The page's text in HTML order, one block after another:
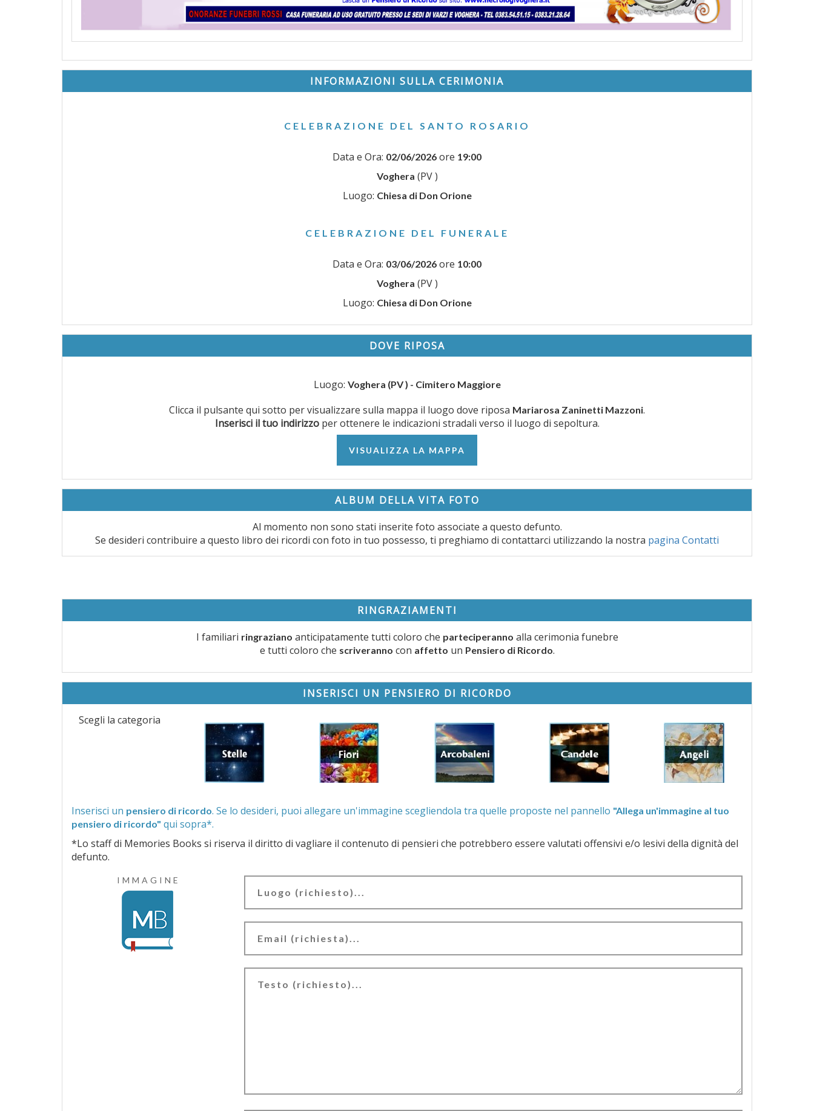
INFORMAZIONI SULLA CERIMONIA
CELEBRAZIONE DEL SANTO ROSARIO
Data e Ora: 02/06/2026 ore 19:00
Voghera (PV )
Luogo: Chiesa di Don Orione
CELEBRAZIONE DEL FUNERALE
Data e Ora: 03/06/2026 ore 10:00
Voghera (PV )
Luogo: Chiesa di Don Orione
DOVE RIPOSA
Luogo: Voghera (PV ) - Cimitero Maggiore
Clicca il pulsante qui sotto per visualizzare sulla mappa il luogo dove riposa Mariarosa Zaninetti Mazzoni.
Inserisci il tuo indirizzoper ottenere le indicazioni stradali verso il luogo di sepoltura.
VISUALIZZA LA MAPPA
ALBUM DELLA VITA FOTO
Al momento non sono stati inserite foto associate a questo defunto.
Se desideri contribuire a questo libro dei ricordi con foto in tuo possesso, ti preghiamo di contattarci utilizzando la nostra pagina Contatti
RINGRAZIAMENTI
I familiari ringraziano anticipatamente tutti coloro che parteciperanno alla cerimonia funebre
e tutti coloro che scriveranno con affetto un Pensiero di Ricordo.
INSERISCI UN PENSIERO DI RICORDO
Scegli la categoria
Inserisci un pensiero di ricordo . Se lo desideri, puoi allegare un'immagine scegliendola tra quelle proposte nel pannello "Allega un'immagine al tuo
pensiero di ricordo" qui sopra*.
*Lo staff di Memories Books si riserva il diritto di vagliare il contenuto di pensieri che potrebbero essere valutati offensivi e/o lesivi della dignità del
defunto.
IMMAGINE